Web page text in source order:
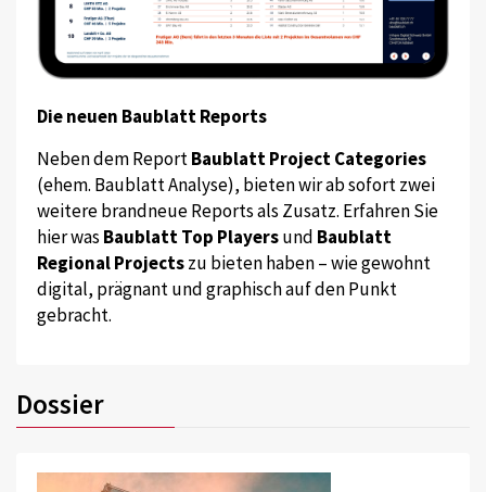
Die neuen Baublatt Reports
Neben dem ReportBaublatt Project Categories
(ehem. Baublatt Analyse), bieten wir ab sofort zwei
weitere brandneue Reports als Zusatz. Erfahren Sie
hier was Baublatt Top Playersund Baublatt
Regional Projectszu bieten haben – wie gewohnt
digital, prägnant und graphisch auf den Punkt
gebracht.
Dossier